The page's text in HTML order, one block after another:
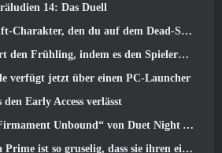
14: Das Duell
dem Dead-Server zurückgelassen hast? Gamigo hat eine Lösung dafür
indem es den Spielern ein süßes Hasen-Reittier anbietet
verfügt jetzt über einen PC-Launcher
Early Access verlässt
von Duet Night Abyss schließt die Geschichte von Huaxu ab
dass sie ihren eigenen Red-Band-Trailer bekommen hat